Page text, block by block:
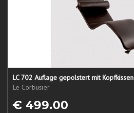
LC 702 Auflage gepolstert mit Kopfkissen
Le Corbusier
€ 499.00